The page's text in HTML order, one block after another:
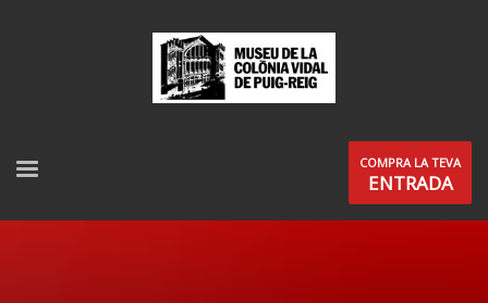
COMPRA LA TEVA
ENTRADA